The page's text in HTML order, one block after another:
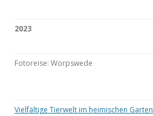
2023
Fotoreise: Worpswede
Vielfältige Tierwelt im heimischen Garten